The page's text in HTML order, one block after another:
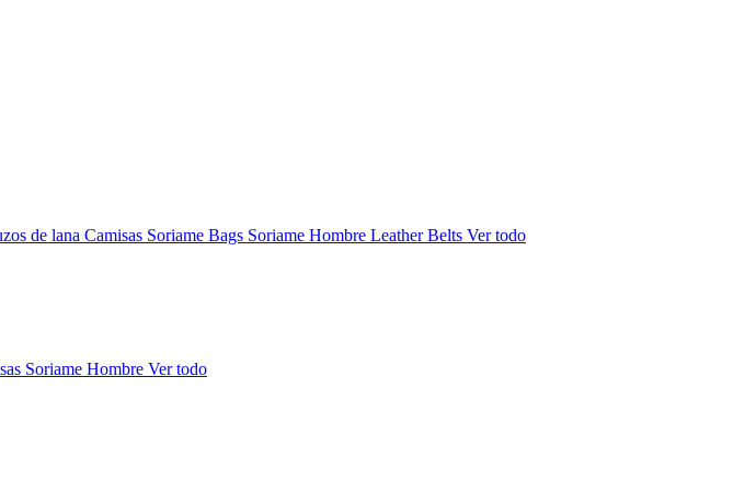
de lana Camisas Soriame Bags Soriame Hombre Leather Belts Ver todo
Soriame Hombre Ver todo